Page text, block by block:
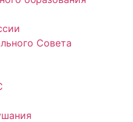
Совета